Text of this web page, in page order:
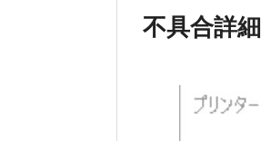
不具合詳細